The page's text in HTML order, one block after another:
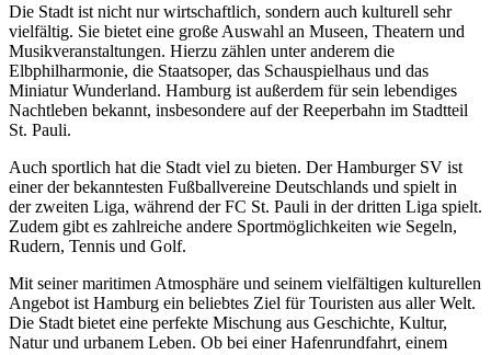
Die Stadt ist nicht nur wirtschaftlich, sondern auch kulturell sehr
vielfältig. Sie bietet eine große Auswahl an Museen, Theatern und
Musikveranstaltungen. Hierzu zählen unter anderem die
Elbphilharmonie, die Staatsoper, das Schauspielhaus und das
Miniatur Wunderland. Hamburg ist außerdem für sein lebendiges
Nachtleben bekannt, insbesondere auf der Reeperbahn im Stadtteil
St. Pauli.
Auch sportlich hat die Stadt viel zu bieten. Der Hamburger SV ist
einer der bekanntesten Fußballvereine Deutschlands und spielt in
der zweiten Liga, während der FC St. Pauli in der dritten Liga spielt.
Zudem gibt es zahlreiche andere Sportmöglichkeiten wie Segeln,
Rudern, Tennis und Golf.
Mit seiner maritimen Atmosphäre und seinem vielfältigen kulturellen
Angebot ist Hamburg ein beliebtes Ziel für Touristen aus aller Welt.
Die Stadt bietet eine perfekte Mischung aus Geschichte, Kultur,
Natur und urbanem Leben. Ob bei einer Hafenrundfahrt, einem